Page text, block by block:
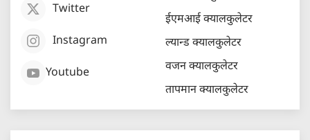
Twitter
Instagram
Youtube
ईएमआई क्यालकुलेटर
ल्यान्ड क्यालकुलेटर
वजन क्यालकुलेटर
तापमान क्यालकुलेटर